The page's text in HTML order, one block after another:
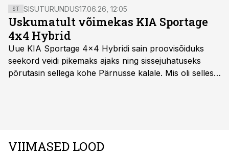
ST SISUTURUNDUS17.06.26, 12:05
Uskumatult võimekas KIA Sportage
4x4 Hybrid
Uue KIA Sportage 4x4 Hybridi sain proovisõiduks
seekord veidi pikemaks ajaks ning sissejuhatuseks
põrutasin sellega kohe Pärnusse kalale. Mis oli selles
VIIMASED LOOD